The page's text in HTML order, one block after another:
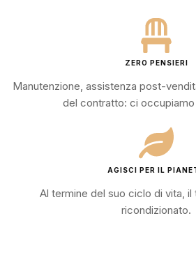
ZERO PENSIERI
Manutenzione, assistenza post-
del contratto: ci
AGISCI PER IL
Al termine del suo ciclo di vita, il
ricondizionato.